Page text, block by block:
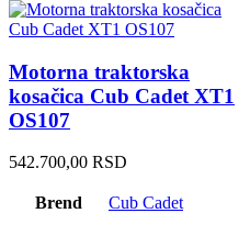
Motorna traktorska
kosačica Cub Cadet XT1
OS107
542.700,00 RSD
Brend Cub Cadet